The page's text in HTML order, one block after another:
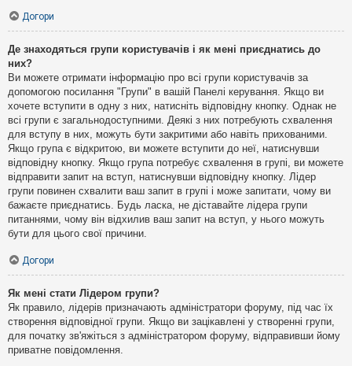
Догори
Де знаходяться групи користувачів і як мені приєднатись до
них?
Ви можете отримати інформацію про всі групи користувачів за
допомогою посилання "Групи" в вашій Панелі керування. Якщо ви
хочете вступити в одну з них, натисніть відповідну кнопку. Однак не
всі групи є загальнодоступними. Деякі з них потребують схвалення
для вступу в них, можуть бути закритими або навіть прихованими.
Якщо група є відкритою, ви можете вступити до неї, натиснувши
відповідну кнопку. Якщо група потребує схвалення в групі, ви можете
відправити запит на вступ, натиснувши відповідну кнопку. Лідер
групи повинен схвалити ваш запит в групі і може запитати, чому ви
бажаєте приєднатись. Будь ласка, не діставайте лідера групи
питаннями, чому він відхилив ваш запит на вступ, у нього можуть
бути для цього свої причини.
Догори
Як мені стати Лідером групи?
Як правило, лідерів призначають адміністратори форуму, під час їх
створення відповідної групи. Якщо ви зацікавлені у створенні групи,
для початку зв'яжіться з адміністратором форуму, відправивши йому
приватне повідомлення.